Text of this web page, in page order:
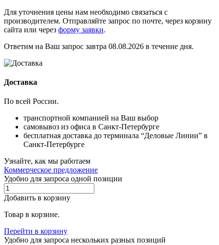
Для уточнения цены нам необходимо связаться с
производителем. Отправляйте запрос по почте, через корзину
сайта или через форму заявки.
Ответим на Ваш запрос завтра 08.08.2026 в течение дня.
Доставка
По всей России.
транспортной компанией на Ваш выбор
самовывоз из офиса в Санкт-Петербурге
бесплатная доставка до терминала “Деловые Линии” в
Санкт-Петербурге
Узнайте, как мы работаем
Коммерческое предложение
Удобно для запроса одной позиции
Добавить в корзину
Товар в корзине.
Перейти в корзину
Удобно для запроса нескольких разных позиций